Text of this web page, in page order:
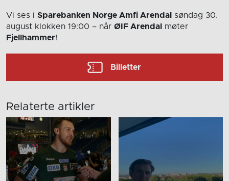
Vi ses i Sparebanken Norge Amfi Arendal
søndag 30.
august klokken 19:00 – når ØIF Arendal
møter
Fjellhammer!
Billetter
Relaterte artikler